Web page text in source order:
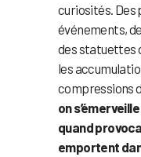
curiosités.
événements,
des statuettes
les
compressions
on
quand
emportent